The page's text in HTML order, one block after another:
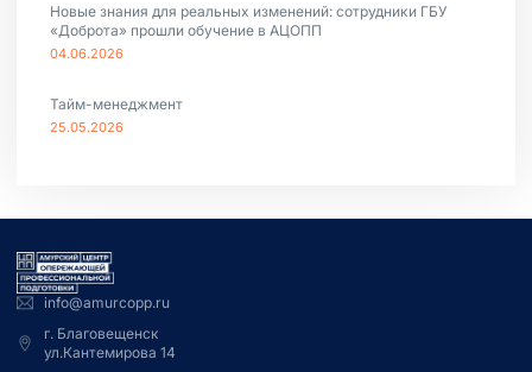
Новые знания для реальных изменений: сотрудники ГБУ
«Доброта» прошли обучение в АЦОПП
04.06.2026
Тайм-менеджмент
25.05.2026
info@amurcopp.ru
г. Благовещенск
ул.Кантемирова 14